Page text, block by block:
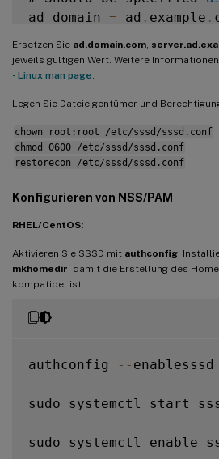
ad_domain = ad . example .
# Kerberos settings
krb5_ccachedir
# Uncomment if service
# ad_server = server
# Comment out if the
fallback_homedir
# Uncomment and adjust
# ldap_sasl_authid
Ersetzen Sie ad.domain.com
jeweils gültigen Wert. Weitere
- Linux man page
Legen Sie Dateieigentümer und
chown root:root /etc/sssd/sssd.conf
chmod 0600 /etc/sssd/sssd.conf
restorecon /etc/sssd/sssd.conf
Konfigurieren von NSS/PAM
RHEL/CentOS:
Aktivieren Sie SSSD mit authconfig .
mkhomedir , damit die Erstellung des
kompatibel ist:
authconfig -- enablesssd
sudo systemctl start
sudo systemctl enable